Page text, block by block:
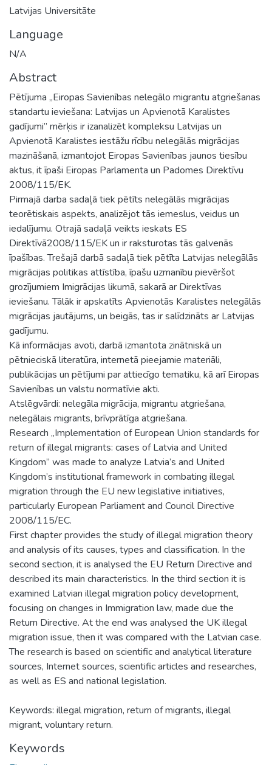
Latvijas Universitāte
Language
N/A
Abstract
Pētījuma „Eiropas Savienības nelegālo migrantu atgriešanas
standartu ieviešana: Latvijas un Apvienotā Karalistes
gadījumi” mērķis ir izanalizēt kompleksu Latvijas un
Apvienotā Karalistes iestāžu rīcību nelegālās migrācijas
mazināšanā, izmantojot Eiropas Savienības jaunos tiesību
aktus, it īpaši Eiropas Parlamenta un Padomes Direktīvu
2008/115/EK.
Pirmajā darba sadaļā tiek pētīts nelegālās migrācijas
teorētiskais aspekts, analizējot tās iemeslus, veidus un
iedalījumu. Otrajā sadaļā veikts ieskats ES
Direktīvā2008/115/EK un ir raksturotas tās galvenās
īpašības. Trešajā darbā sadaļā tiek pētīta Latvijas nelegālās
migrācijas politikas attīstība, īpašu uzmanību pievēršot
grozījumiem Imigrācijas likumā, sakarā ar Direktīvas
ieviešanu. Tālāk ir apskatīts Apvienotās Karalistes nelegālās
migrācijas jautājums, un beigās, tas ir salīdzināts ar Latvijas
gadījumu.
Kā informācijas avoti, darbā izmantota zinātniskā un
pētnieciskā literatūra, internetā pieejamie materiāli,
publikācijas un pētījumi par attiecīgo tematiku, kā arī Eiropas
Savienības un valstu normatīvie akti.
Atslēgvārdi: nelegāla migrācija, migrantu atgriešana,
nelegālais migrants, brīvprātīga atgriešana.
Research „Implementation of European Union standards for
return of illegal migrants: cases of Latvia and United
Kingdom” was made to analyze Latvia’s and United
Kingdom’s institutional framework in combating illegal
migration through the EU new legislative initiatives,
particularly European Parliament and Council Directive
2008/115/EC.
First chapter provides the study of illegal migration theory
and analysis of its causes, types and classification. In the
second section, it is analysed the EU Return Directive and
described its main characteristics. In the third section it is
examined Latvian illegal migration policy development,
focusing on changes in Immigration law, made due the
Return Directive. At the end was analysed the UK illegal
migration issue, then it was compared with the Latvian case.
The research is based on scientific and analytical literature
sources, Internet sources, scientific articles and researches,
as well as ES and national legislation.
Keywords: illegal migration, return of migrants, illegal
migrant, voluntary return.
Keywords